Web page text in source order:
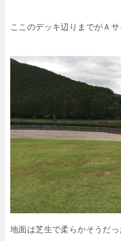
ここのデッキ辺りまでがＡサ
地面は芝生で柔らかそうだっ